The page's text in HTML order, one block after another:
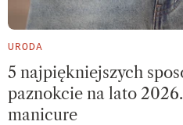
URODA
5 najpiękniejszych
paznokcie na lato
manicure